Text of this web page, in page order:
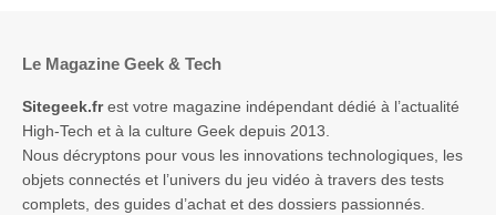
Le Magazine Geek & Tech
Sitegeek.frest votre magazine indépendant dédié à l’actualité
High-Tech et à la culture Geek depuis 2013.
Nous décryptons pour vous les innovations technologiques, les
objets connectés et l’univers du jeu vidéo à travers des tests
complets, des guides d’achat et des dossiers passionnés.